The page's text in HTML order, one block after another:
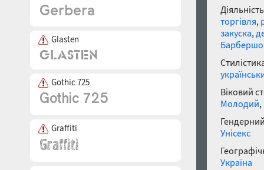
Glasten
Gothic 725
Graffiti
торгівля,
закуска,
Віковий
Молодий,
Унісекс
Україна